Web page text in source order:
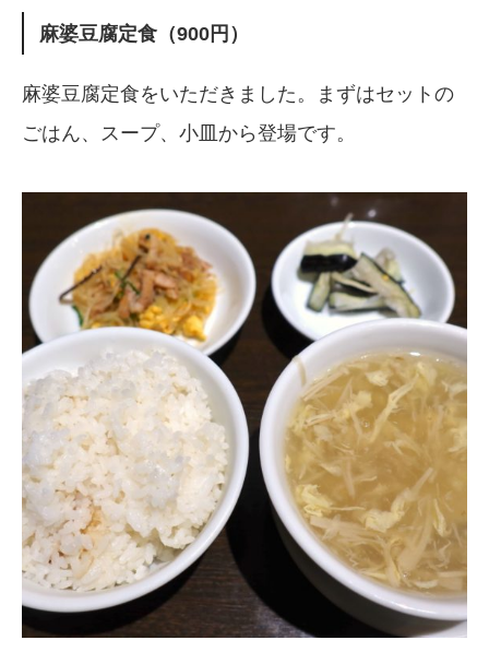
麻婆豆腐定食（900円）
麻婆豆腐定食をいただきました。まずはセットの
ごはん、スープ、小皿から登場です。